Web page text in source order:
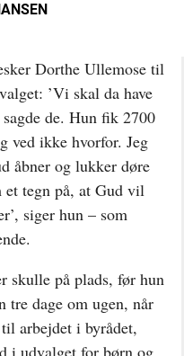
Dorthe Ullemose til
’Vi skal da have
de. Hun fik 2700
ved ikke hvorfor. Jeg
åbner og lukker døre
et tegn på, at Gud vil
siger hun – som
skulle på plads, før hun
tre dage om ugen, når
arbejdet i byrådet,
i udvalget for børn og